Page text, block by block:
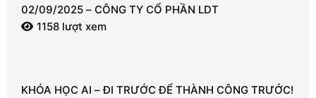
02/09/2025 – CÔNG TY CỔ PHẦN LDT
1158 lượt xem
KHÓA HỌC AI – ĐI TRƯỚC ĐỂ THÀNH CÔNG TRƯỚC!